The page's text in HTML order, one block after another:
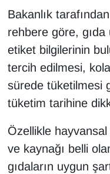
Bakanlık
rehbere göre, gıda
etiket bilgilerinin
tercih edilmesi,
sürede tüketilmesi
tüketim tarihine
Özellikle hayvansal
ve kaynağı belli
gıdaların uygun